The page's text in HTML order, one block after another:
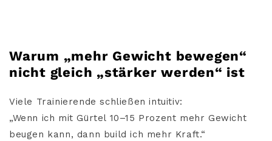
Warum „mehr Gewicht bewegen“
nicht gleich „stärker werden“ ist
Viele Trainierende schließen intuitiv:
„Wenn ich mit Gürtel 10–15 Prozent mehr Gewicht
beugen kann, dann build ich mehr Kraft.“